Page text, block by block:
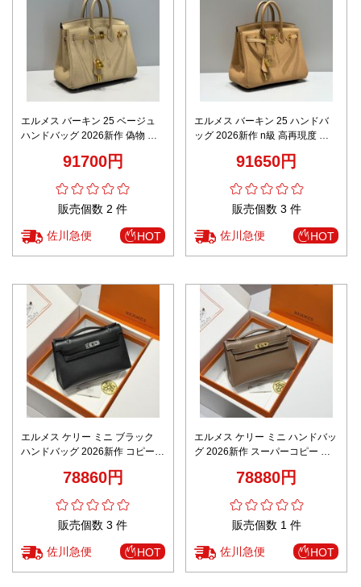
エルメス バーキン 25 ベージュ
ハンドバッグ 2026新作 偽物 高
高級感仕上げ 安心サイト 秘密厳
91700円
販売個数 2 件
佐川急便 HOT
エルメス バーキン 25 ハンドバ
ッグ 2026新作 n級 高再現度 本
上げ 安心サイト 秘密厳守配送
91650円
販売個数 3 件
佐川急便 HOT
エルメス ケリー ミニ ブラック
ハンドバッグ 2026新作 コピー
ル 高級感仕上げ 安心サイト 秘密
78860円
販売個数 3 件
佐川急便 HOT
エルメス ケリー ミニ ハンドバッ
グ 2026新作 スーパーコピー 高
テール 安心サイト 秘密厳守配送
78880円
販売個数 1 件
佐川急便 HOT